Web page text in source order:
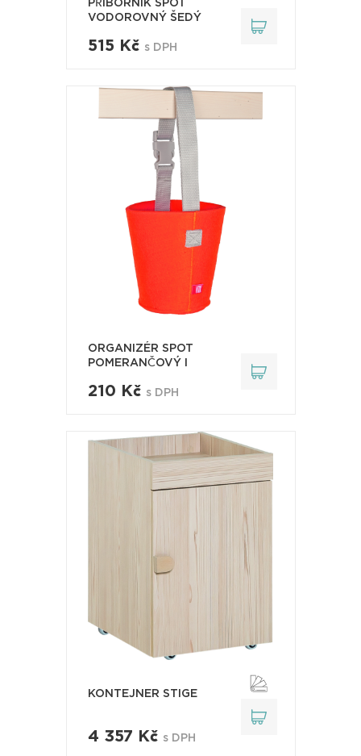
PŘÍBORNÍK SPOT
VODOROVNÝ ŠEDÝ
515 Kč s DPH
ORGANIZÉR SPOT
POMERANČOVÝ I
210 Kč s DPH
KONTEJNER STIGE
4 357 Kč s DPH